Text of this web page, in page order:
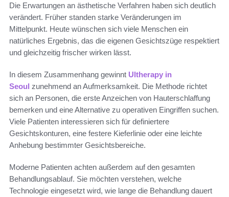
Die Erwartungen an ästhetische Verfahren haben sich deutlich
verändert. Früher standen starke Veränderungen im
Mittelpunkt. Heute wünschen sich viele Menschen ein
natürliches Ergebnis, das die eigenen Gesichtszüge respektiert
und gleichzeitig frischer wirken lässt.
In diesem Zusammenhang gewinnt Ultherapy in
Seoul zunehmend an Aufmerksamkeit. Die Methode richtet
sich an Personen, die erste Anzeichen von Hauterschlaffung
bemerken und eine Alternative zu operativen Eingriffen suchen.
Viele Patienten interessieren sich für definiertere
Gesichtskonturen, eine festere Kieferlinie oder eine leichte
Anhebung bestimmter Gesichtsbereiche.
Moderne Patienten achten außerdem auf den gesamten
Behandlungsablauf. Sie möchten verstehen, welche
Technologie eingesetzt wird, wie lange die Behandlung dauert